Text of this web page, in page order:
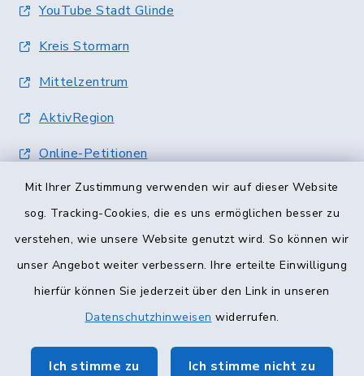
Mit Ihrer Zustimmung verwenden wir auf dieser Website
sog. Tracking-Cookies, die es uns ermöglichen besser zu
verstehen, wie unsere Website genutzt wird. So können wir
unser Angebot weiter verbessern. Ihre erteilte Einwilligung
hierfür können Sie jederzeit über den Link in unseren
Datenschutzhinweisen widerrufen.
Ich stimme zu Ich stimme nicht zu
YouTube Stadt Glinde
Kreis Stormarn
Mittelzentrum
AktivRegion
Online-Petitionen
Terminvergabe